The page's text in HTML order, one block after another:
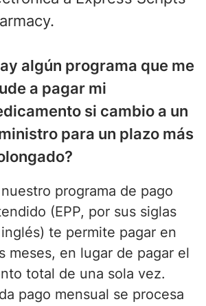
algún programa que me
a pagar mi
si cambio a un
para un plazo más
programa de pago
(EPP, por sus siglas
te permite pagar en
meses, en lugar de pagar el
total de una sola vez.
pago mensual se procesa